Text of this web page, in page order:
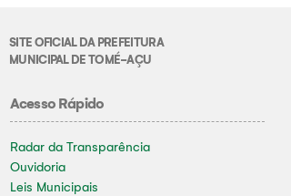
SITE OFICIAL DA PREFEITURA
MUNICIPAL DE TOMÉ-AÇU
Acesso Rápido
Radar da Transparência
Ouvidoria
Leis Municipais